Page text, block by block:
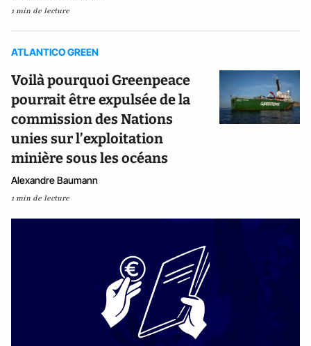
1 min de lecture
ATLANTICO GREEN
Voilà pourquoi Greenpeace
pourrait être expulsée de la
commission des Nations
unies sur l’exploitation
minière sous les océans
Alexandre Baumann
1 min de lecture